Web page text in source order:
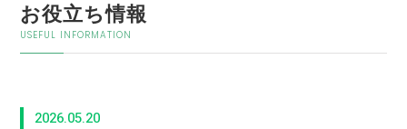
お役立ち情報
USEFUL INFORMATION
2026.05.20